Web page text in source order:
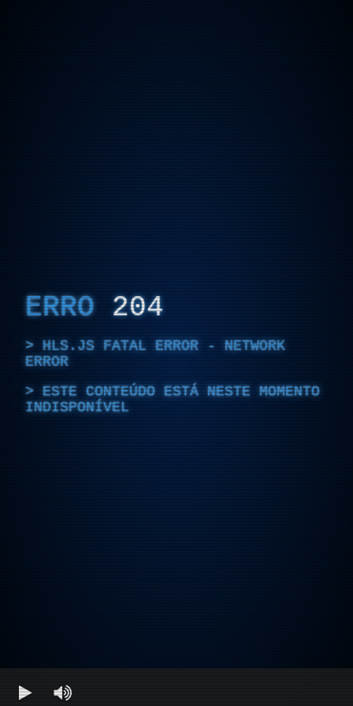
ERRO 204
HLS.JS FATAL ERROR - NETWORK
ERROR
ESTE CONTEÚDO ESTÁ NESTE MOMENTO
INDISPONÍVEL